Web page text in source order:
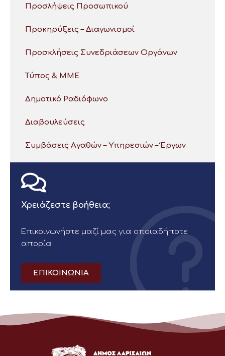
Προσλήψεις Προσωπικού
Προκηρύξεις – Διαγωνισμοί
Προσκλήσεις Συνεδριάσεων Οργάνων
Τύπος & ΜΜΕ
Δημοτικό Ραδιόφωνο
Διαβουλεύσεις
Συμβάσεις Αγαθών – Υπηρεσιών – Έργων
Χρειάζεστε βοήθεια;
Επικοινωνήστε μαζί μας για οποιαδήποτε
απορία
ΕΠΙΚΟΙΝΩΝΙΑ